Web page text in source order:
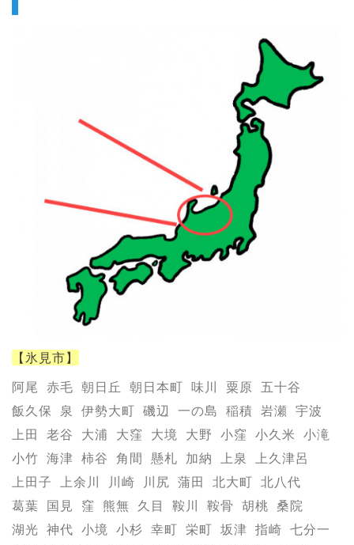
【氷見市】
阿尾 赤毛 朝日丘 朝日本町 味川 粟原
五十谷
飯久保
泉 伊勢大町 磯辺 一の島 稲積 岩瀬
宇波
上田
老谷 大浦 大窪 大境 大野 小窪 小久米
小滝
小竹
海津 柿谷 角間 懸札 加納 上泉
上久津呂
上田子
上余川 川崎 川尻 蒲田 北大町
北八代
葛葉
国見 窪 熊無 久目 鞍川 鞍骨 胡桃
桑院
湖光
神代 小境 小杉 幸町 栄町 坂津 指崎
七分一